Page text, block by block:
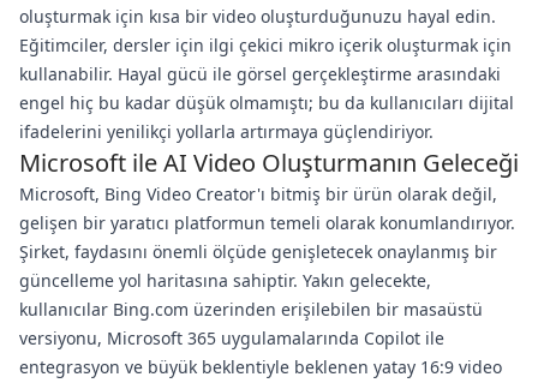
oluşturmak için kısa bir video oluşturduğunuzu hayal edin.
Eğitimciler, dersler için ilgi çekici mikro içerik oluşturmak için
kullanabilir. Hayal gücü ile görsel gerçekleştirme arasındaki
engel hiç bu kadar düşük olmamıştı; bu da kullanıcıları dijital
ifadelerini yenilikçi yollarla artırmaya güçlendiriyor.
Microsoft ile AI Video Oluşturmanın Geleceği
Microsoft, Bing Video Creator'ı bitmiş bir ürün olarak değil,
gelişen bir yaratıcı platformun temeli olarak konumlandırıyor.
Şirket, faydasını önemli ölçüde genişletecek onaylanmış bir
güncelleme yol haritasına sahiptir. Yakın gelecekte,
kullanıcılar Bing.com üzerinden erişilebilen bir masaüstü
versiyonu, Microsoft 365 uygulamalarında Copilot ile
entegrasyon ve büyük beklentiyle beklenen yatay 16:9 video